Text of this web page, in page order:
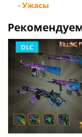
- Ужасы
DLC